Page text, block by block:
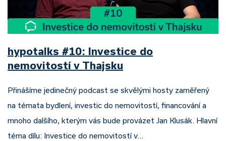
hypotalks #10: Investice do
nemovitostí v Thajsku
Přinášíme jedinečný podcast se skvělými hosty zaměřený
na témata bydlení, investic do nemovitostí, financování a
mnoho dalšího, kterým vás bude provázet Jan Klusák. Hlavní
téma dílu: Investice do nemovitostí v…